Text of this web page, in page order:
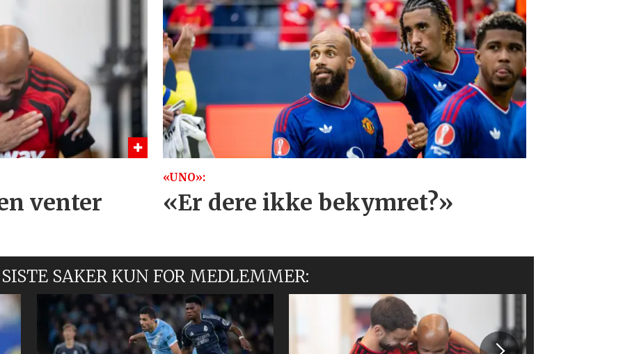
venter
«UNO»:
«Er dere ikke bekymret?»
SISTE SAKER KUN FOR MEDLEMMER: